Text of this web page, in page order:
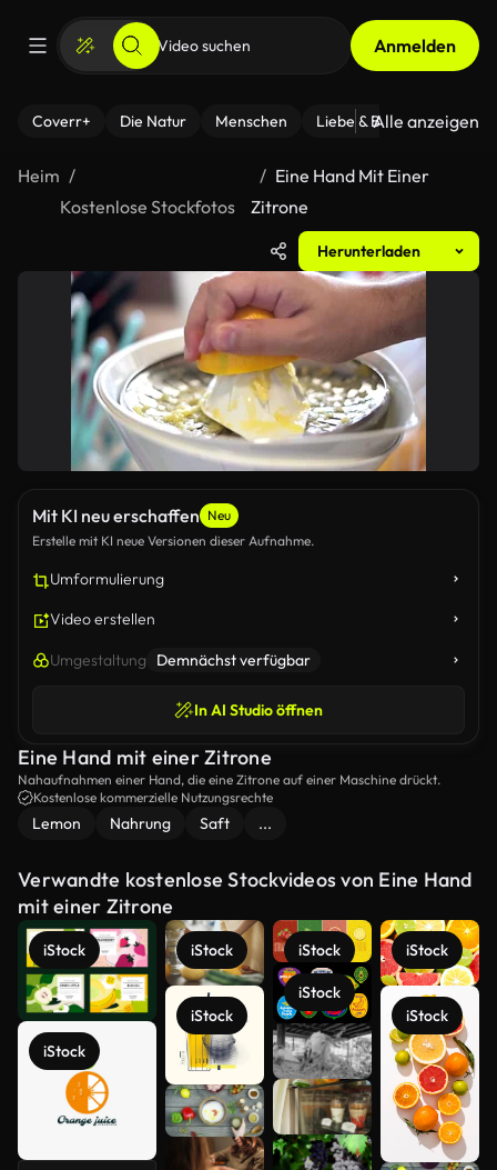
Anmelden
Coverr+ Die Natur Menschen Liebe & Beziehungen
Alle anzeigen
Heim
Kostenlose Stockfotos
Eine Hand Mit Einer
Zitrone
Herunterladen
Mit KI neu erschaffen Neu
Erstelle mit KI neue Versionen dieser Aufnahme.
Umformulierung
Video erstellen
Umgestaltung Demnächst verfügbar
In AI Studio öffnen
Eine Hand mit einer Zitrone
Nahaufnahmen einer Hand, die eine Zitrone auf einer Maschine drückt.
Kostenlose kommerzielle Nutzungsrechte
Lemon Nahrung Saft ...
Verwandte kostenlose Stockvideos von Eine Hand
mit einer Zitrone
iStock
iStock
iStock
iStock
iStock
iStock
iStock
iStock